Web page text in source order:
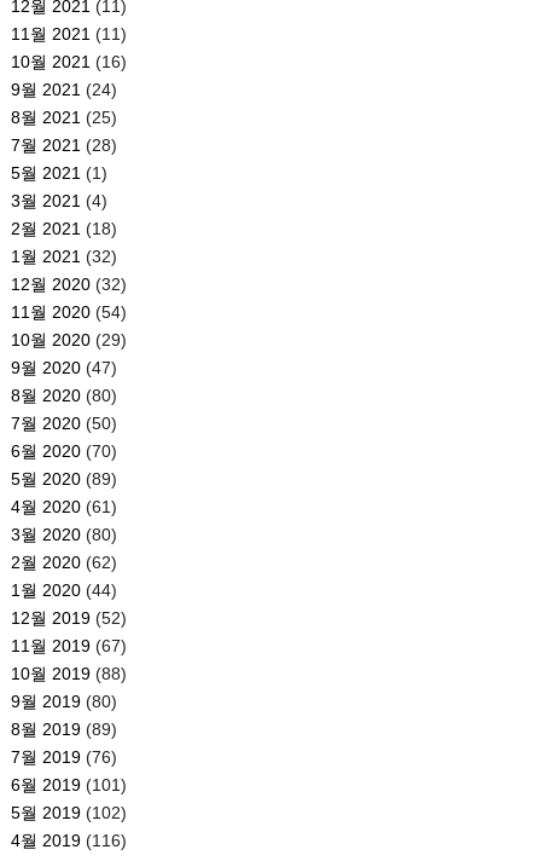
12월 2021 (11)
11월 2021 (11)
10월 2021 (16)
9월 2021 (24)
8월 2021 (25)
7월 2021 (28)
5월 2021 (1)
3월 2021 (4)
2월 2021 (18)
1월 2021 (32)
12월 2020(32)
11월 2020(54)
10월 2020(29)
9월 2020(47)
8월 2020(80)
7월 2020(50)
6월 2020(70)
5월 2020(89)
4월 2020(61)
3월 2020(80)
2월 2020(62)
1월 2020(44)
12월 2019(52)
11월 2019(67)
10월 2019(88)
9월 2019(80)
8월 2019(89)
7월 2019(76)
6월 2019(101)
5월 2019(102)
4월 2019(116)